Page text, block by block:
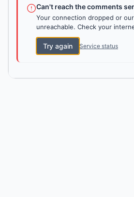
Can't reach the comments
Your connection dropped or
unreachable. Check your
Try again Service status